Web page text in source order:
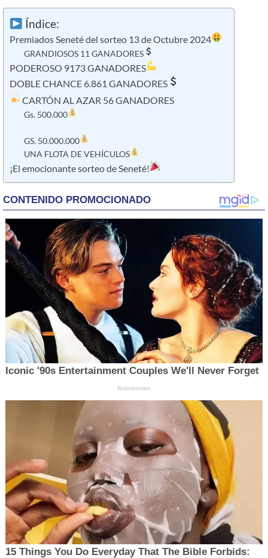
Índice:
Premiados Seneté del sorteo 13 de Octubre 2024
GRANDIOSOS 11 GANADORES
PODEROSO 9173 GANADORES
​DOBLE CHANCE 6.861 GANADORES
​ CARTÓN AL AZAR 56 GANADORES
Gs. 500.000
GS. 50.000.000
UNA FLOTA DE VEHÍCULOS
¡El emocionante sorteo de Seneté!